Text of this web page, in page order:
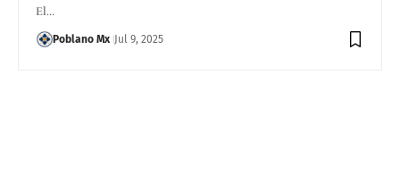
El…
Poblano Mx Jul 9, 2025